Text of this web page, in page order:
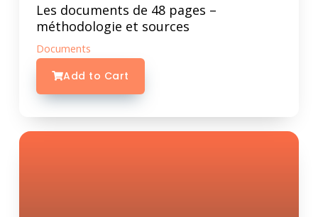
Les documents de 48 pages –
méthodologie et sources
Documents
Add to Cart